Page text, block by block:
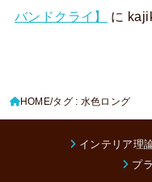
バンドクライ】
に
HOME タグ : 水色ロング
インテリア理
プ